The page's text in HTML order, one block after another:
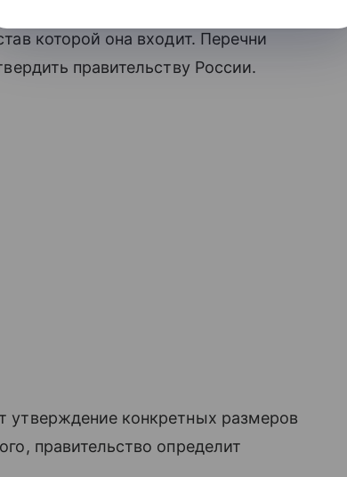
базы (электронных
которой она входит. Перечни
правительству России.
утверждение конкретных размеров
правительство определит